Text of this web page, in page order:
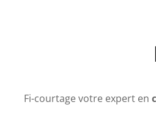
Fi-courtage votre expert en